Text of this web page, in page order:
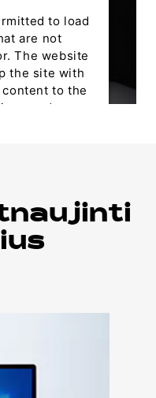
to load
are not
The website
the site with
to the
used.